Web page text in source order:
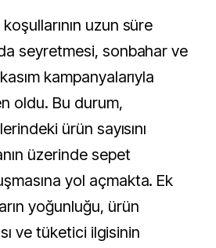
uzun süre
seyretmesi, sonbahar ve
kampanyalarıyla
oldu. Bu durum,
ürün sayısını
üzerinde sepet
yol açmakta. Ek
yoğunluğu, ürün
ve tüketici ilgisinin